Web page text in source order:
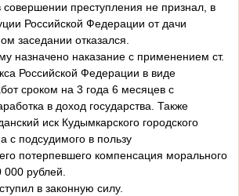
преступления не признал, в
Российской Федерации от дачи
заседании отказался.
назначено наказание с применением ст.
Российской Федерации в виде
сроком на 3 года 6 месяцев с
в доход государства. Также
иск Кудымкарского городского
с подсудимого в пользу
потерпевшего компенсация морального
рублей.
в законную силу.